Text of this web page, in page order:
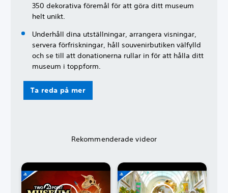
350 dekorativa föremål för att göra ditt museum
helt unikt.
Underhåll dina utställningar, arrangera visningar,
servera förfriskningar, håll souvenirbutiken välfylld
och se till att donationerna rullar in för att hålla ditt
museum i toppform.
Ta reda på mer
Rekommenderade videor